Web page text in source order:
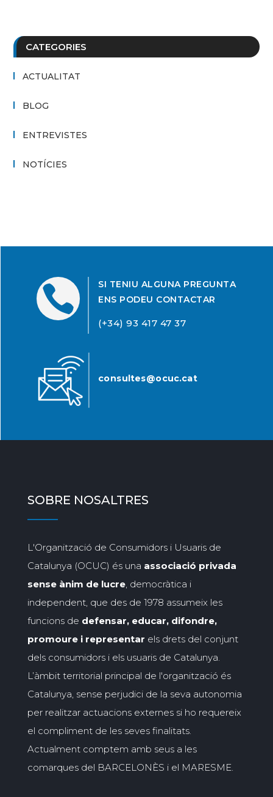
CATEGORIES
ACTUALITAT
BLOG
ENTREVISTES
NOTÍCIES

SI TENIU ALGUNA PREGUNTA
ENS PODEU CONTACTAR
(+34) 93 417 47 37
consultes@ocuc.cat
SOBRE NOSALTRES
L'Organització de Consumidors i Usuaris de
Catalunya (OCUC) és una associació privada
sense ànim de lucre, democràtica i
independent, que des de 1978 assumeix les
funcions de defensar, educar, difondre,
promoure i representar els drets del conjunt
dels consumidors i els usuaris de Catalunya.
L’àmbit territorial principal de l'organització és
Catalunya, sense perjudici de la seva autonomia
per realitzar actuacions externes si ho requereix
el compliment de les seves finalitats.
Actualment comptem amb seus a les
comarques del BARCELONÈS i el MARESME.